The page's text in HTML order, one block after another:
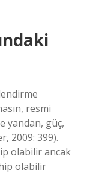
resmi
yandan, güç,
2009: 399).
olabilir ancak
olabilir